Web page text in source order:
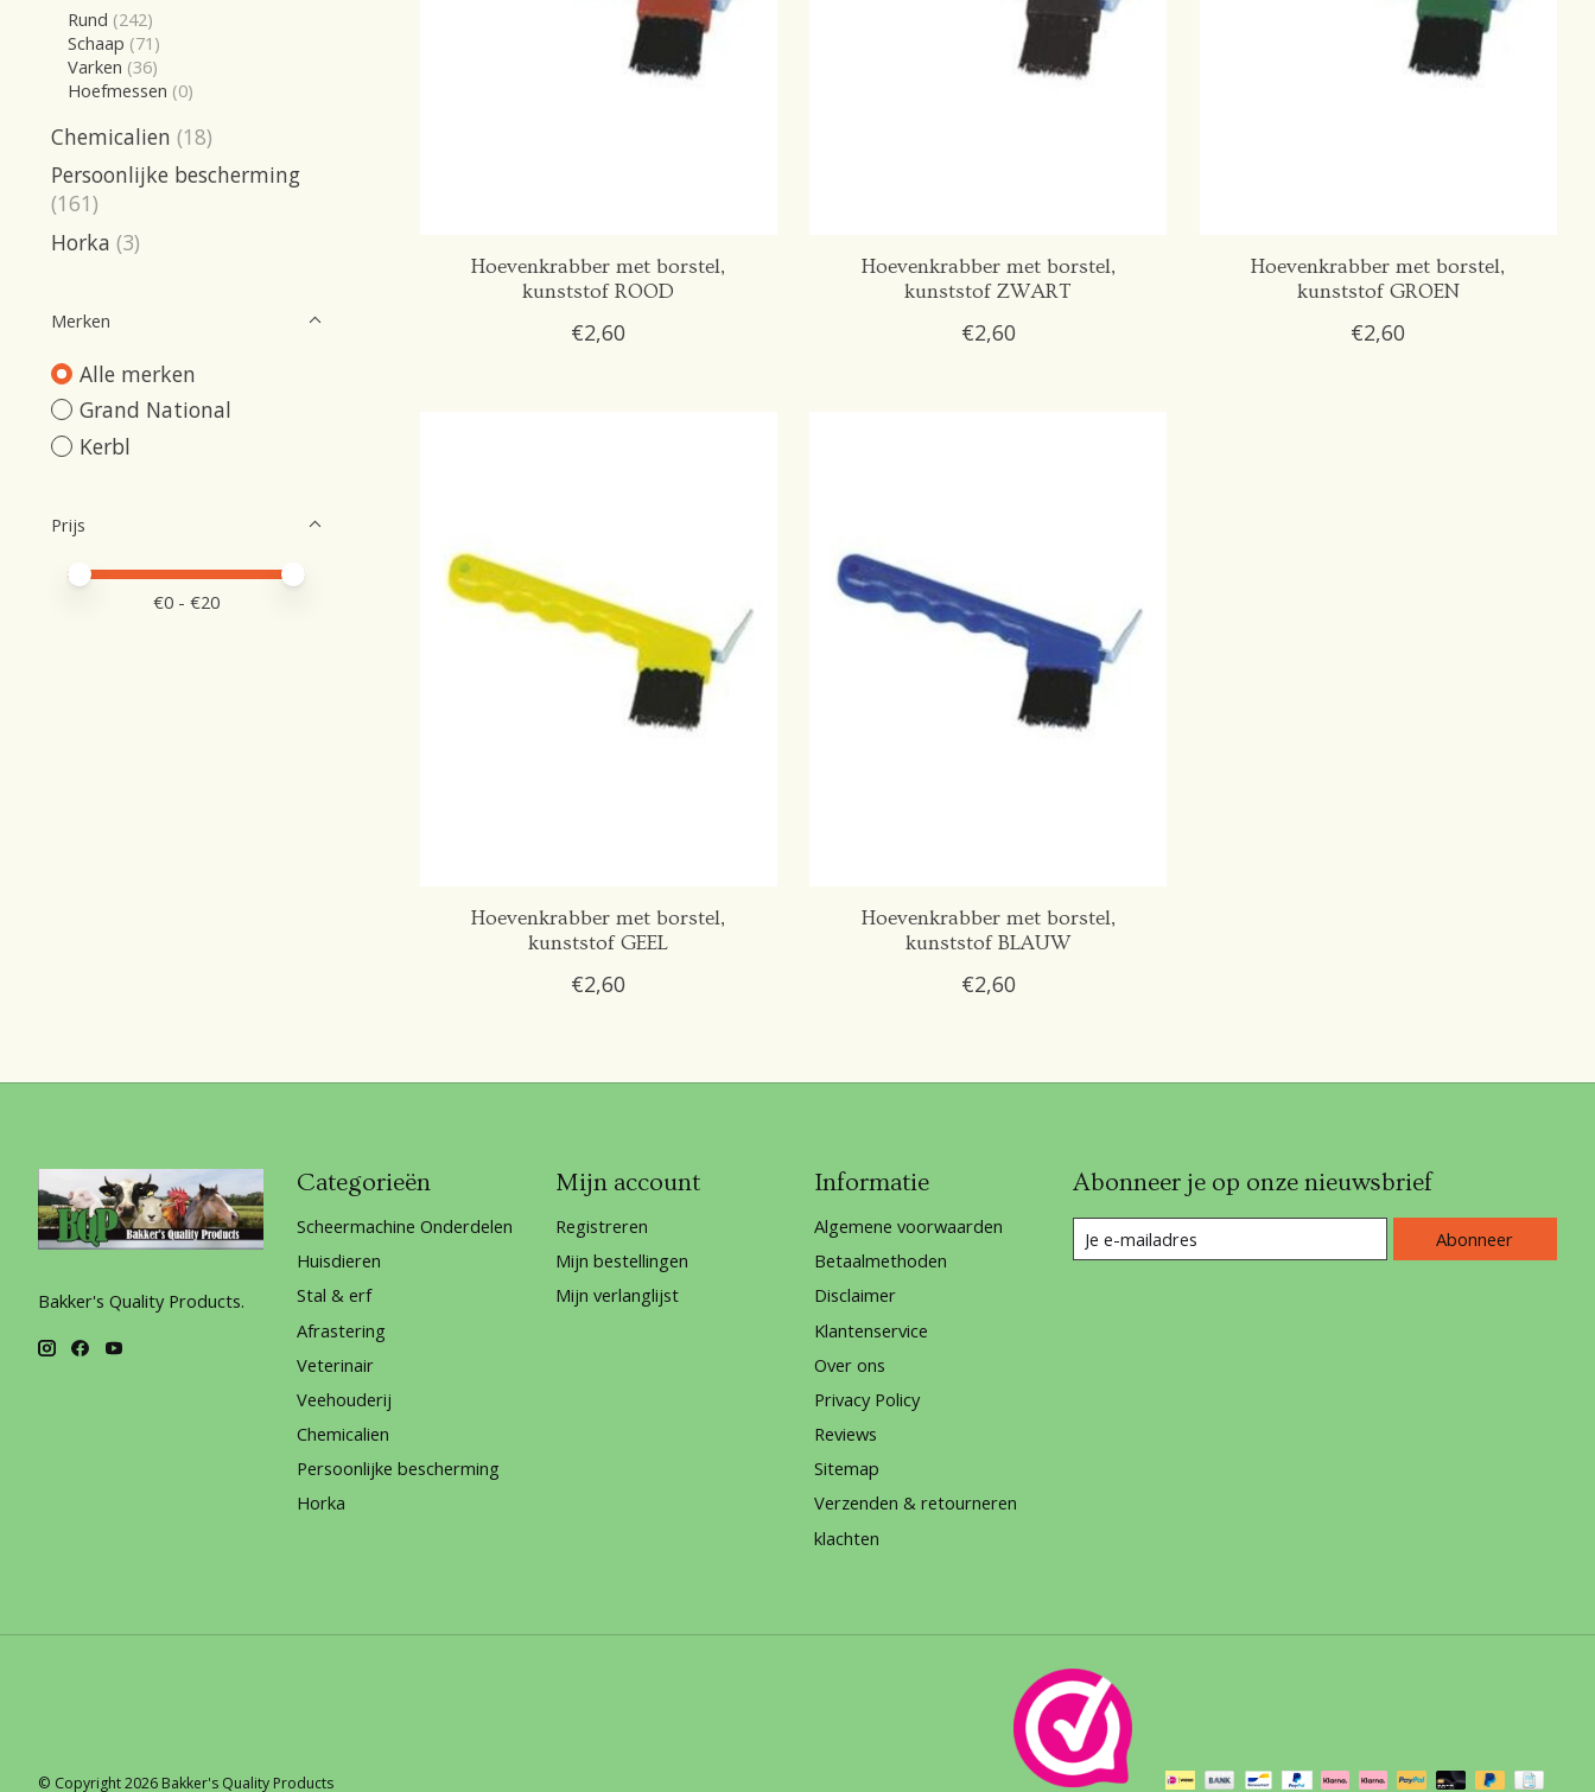
Rund (242)
Schaap (71)
Varken (36)
Hoefmessen (0)
Chemicalien (18)
Persoonlijke bescherming
(161)
Horka (3)
Merken
Alle merken
Grand National
Kerbl
Prijs
Minimale prijswaarde
Price maximum value
€0 - €20
Hoevenkrabber met borstel,
kunststof ROOD
€2,60
Hoevenkrabber met borstel,
kunststof ZWART
€2,60
Hoevenkrabber met borstel,
kunststof GROEN
€2,60
Hoevenkrabber met borstel,
kunststof GEEL
€2,60
Hoevenkrabber met borstel,
kunststof BLAUW
€2,60
Bakker's Quality Products.
Categorieën
Scheermachine Onderdelen
Huisdieren
Stal & erf
Afrastering
Veterinair
Veehouderij
Chemicalien
Persoonlijke bescherming
Horka
Mijn account
Registreren
Mijn bestellingen
Mijn verlanglijst
Informatie
Algemene voorwaarden
Betaalmethoden
Disclaimer
Klantenservice
Over ons
Privacy Policy
Reviews
Sitemap
Verzenden & retourneren
klachten
Abonneer je op onze nieuwsbrief
Abonneer
© Copyright 2026 Bakker's Quality Products